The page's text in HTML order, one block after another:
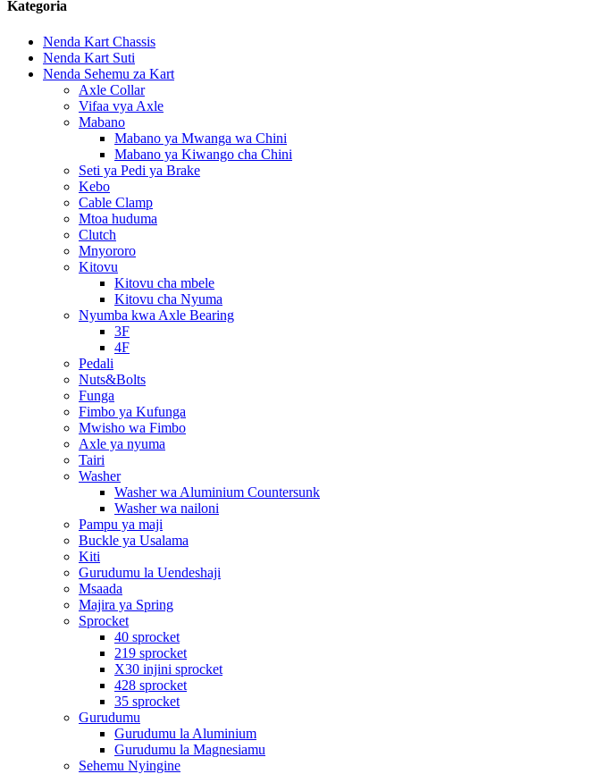
Kategoria
Nenda Kart Chassis
Nenda Kart Suti
Nenda Sehemu za Kart
Axle Collar
Vifaa vya Axle
Mabano
Mabano ya Mwanga wa Chini
Mabano ya Kiwango cha Chini
Seti ya Pedi ya Brake
Kebo
Cable Clamp
Mtoa huduma
Clutch
Mnyororo
Kitovu
Kitovu cha mbele
Kitovu cha Nyuma
Nyumba kwa Axle Bearing
3F
4F
Pedali
Nuts&Bolts
Funga
Fimbo ya Kufunga
Mwisho wa Fimbo
Axle ya nyuma
Tairi
Washer
Washer wa Aluminium Countersunk
Washer wa nailoni
Pampu ya maji
Buckle ya Usalama
Kiti
Gurudumu la Uendeshaji
Msaada
Majira ya Spring
Sprocket
40 sprocket
219 sprocket
X30 injini sprocket
428 sprocket
35 sprocket
Gurudumu
Gurudumu la Aluminium
Gurudumu la Magnesiamu
Sehemu Nyingine